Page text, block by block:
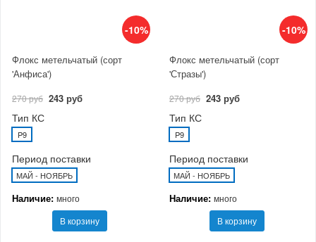
-10%
Флокс метельчатый (сорт
'Анфиса')
270 руб 243 руб
Тип КС
P9
Период поставки
МАЙ - НОЯБРЬ
Наличие: много
В корзину
-10%
Флокс метельчатый (сорт
'Стразы')
270 руб 243 руб
Тип КС
P9
Период поставки
МАЙ - НОЯБРЬ
Наличие: много
В корзину